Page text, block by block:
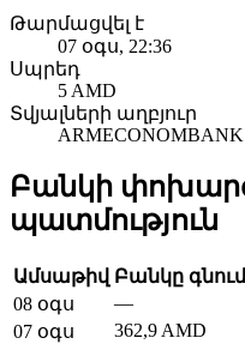
Թարմացվել է
07 օգս, 22:36
Սպրեդ
5 AMD
Տվյալների աղբյուր
ARMECONOMBANK
Բանկի
պատմություն
Ամսաթիվ Բանկը
08 օգս
—
07 օգս
362,9 AMD